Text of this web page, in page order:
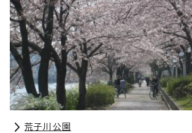
荒子川公園